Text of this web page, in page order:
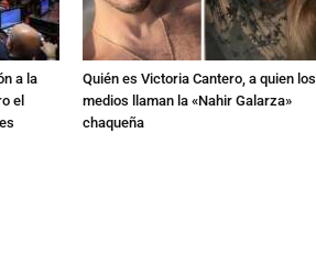
a la
el
Quién es Victoria Cantero, a quien los
medios llaman la «Nahir Galarza»
chaqueña